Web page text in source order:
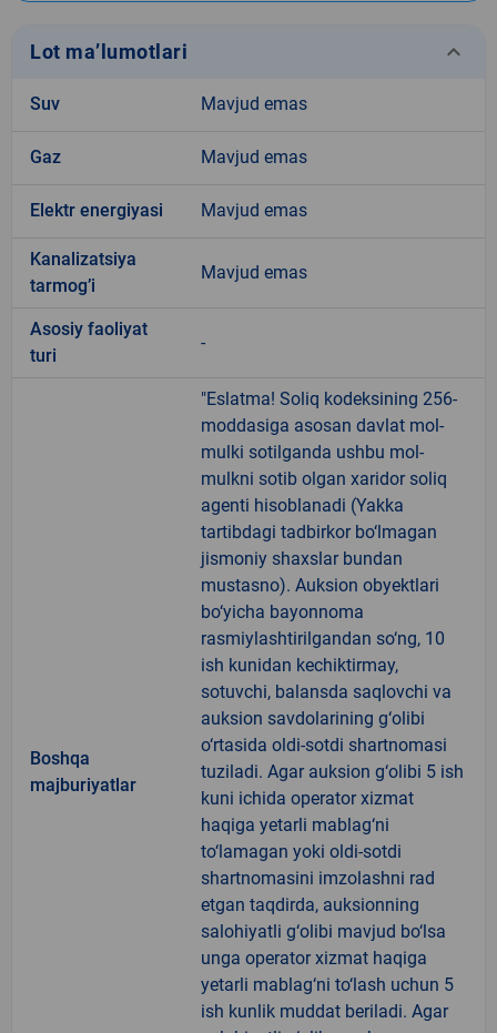
Lot ma’lumotlari keyboard_arrow_down
Suv Mavjud emas
Gaz Mavjud emas
Elektr energiyasi Mavjud emas
Kanalizatsiya
tarmogʼi
Mavjud emas
Аsosiy faoliyat
turi
-
Boshqa
majburiyatlar
"Eslatma! Soliq kodeksining 256-
moddasiga asosan davlat mol-
mulki sotilganda ushbu mol-
mulkni sotib olgan xaridor soliq
agenti hisoblanadi (Yakka
tartibdagi tadbirkor bo‘lmagan
jismoniy shaxslar bundan
mustasno). Auksion obyektlari
bo‘yicha bayonnoma
rasmiylashtirilgandan so‘ng, 10
ish kunidan kechiktirmay,
sotuvchi, balansda saqlovchi va
auksion savdolarining g‘olibi
o‘rtasida oldi-sotdi shartnomasi
tuziladi. Agar auksion g‘olibi 5 ish
kuni ichida operator xizmat
haqiga yetarli mablag‘ni
to‘lamagan yoki oldi-sotdi
shartnomasini imzolashni rad
etgan taqdirda, auksionning
salohiyatli g‘olibi mavjud bo‘lsa
unga operator xizmat haqiga
yetarli mablag‘ni to‘lash uchun 5
ish kunlik muddat beriladi. Agar